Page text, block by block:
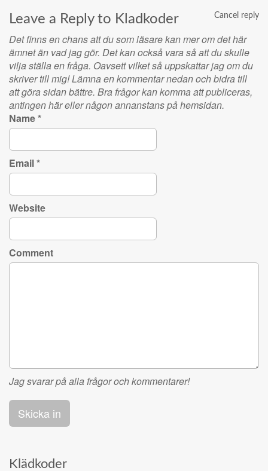
Leave a Reply to Kladkoder Cancel reply
Det finns en chans att du som läsare kan mer om det här
ämnet än vad jag gör. Det kan också vara så att du skulle
vilja ställa en fråga. Oavsett vilket så uppskattar jag om du
skriver till mig! Lämna en kommentar nedan och bidra till
att göra sidan bättre. Bra frågor kan komma att publiceras,
antingen här eller någon annanstans på hemsidan.
Name*
Email*
Website
Comment
Jag svarar på alla frågor och kommentarer!
Klädkoder